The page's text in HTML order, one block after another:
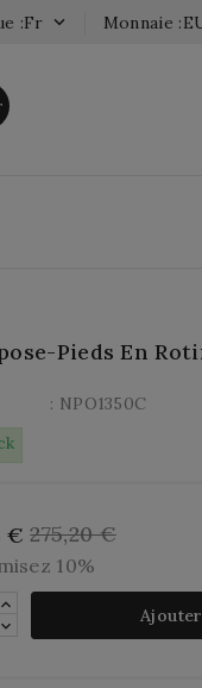
Monnaie
:fr 
Pieds En
: NPO1350C
€ 275,20 €
10%